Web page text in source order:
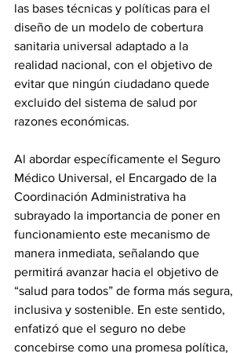
las bases técnicas y políticas para el
diseño de un modelo de cobertura
sanitaria universal adaptado a la
realidad nacional, con el objetivo de
evitar que ningún ciudadano quede
excluido del sistema de salud por
razones económicas.
Al abordar específicamente el Seguro
Médico Universal, el Encargado de la
Coordinación Administrativa ha
subrayado la importancia de poner en
funcionamiento este mecanismo de
manera inmediata, señalando que
permitirá avanzar hacia el objetivo de
“salud para todos” de forma más segura,
inclusiva y sostenible. En este sentido,
enfatizó que el seguro no debe
concebirse como una promesa política,